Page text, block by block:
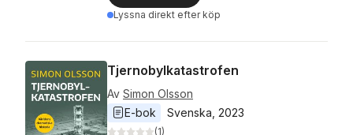
Lyssna direkt efter köp
Tjernobylkatastrofen
Av Simon Olsson
E-bok
Svenska 2023
(1)